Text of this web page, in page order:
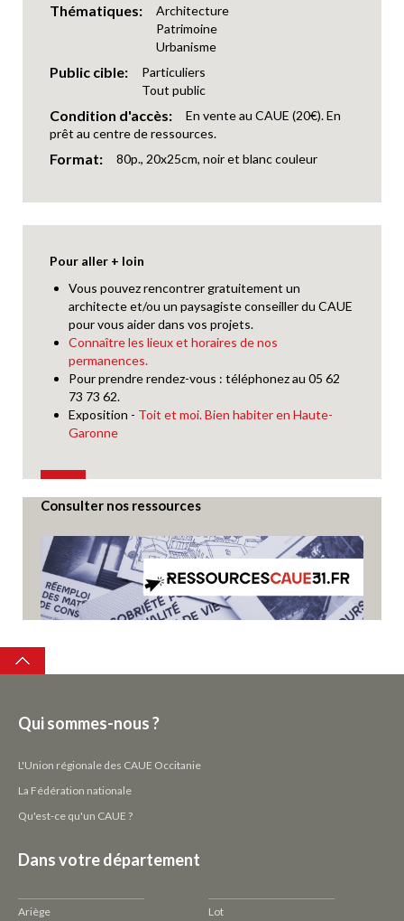
Thématiques
Architecture
Patrimoine
Urbanisme
Public cible
Particuliers
Tout public
Condition d'accès
En vente au CAUE (20€). En
prêt au centre de ressources.
Format 80p., 20x25cm, noir et blanc couleur
Pour aller + loin
Vous pouvez rencontrer gratuitement un
architecte et/ou un paysagiste conseiller du CAUE
pour vous aider dans vos projets.
Connaître les lieux et horaires de nos
permanences.
Pour prendre rendez-vous : téléphonez au 05 62
73 73 62.
Exposition - Toit et moi. Bien habiter en Haute-
Garonne
Consulter nos ressources
Top
Qui sommes-nous ?
L'Union régionale des CAUE Occitanie
La Fédération nationale
Qu'est-ce qu'un CAUE ?
Dans votre département
Ariège Lot